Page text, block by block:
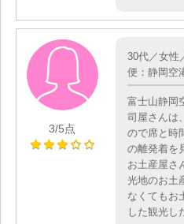
3/5点
30代／女性
便：静岡空
富士山静岡
司屋さんは
ので席と時
の離発着を
お土産屋さ
光地のお土
なくてもお
した観光し